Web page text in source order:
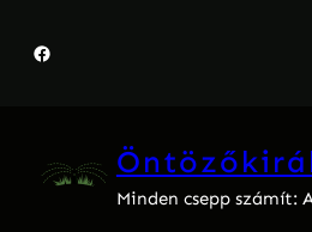
Facebook
Minden csepp számít: